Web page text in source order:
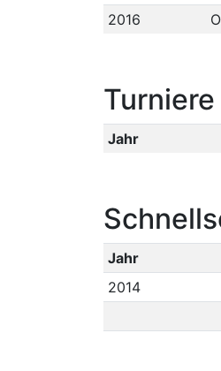
2016
Turniere
Jahr
Jahr
2014